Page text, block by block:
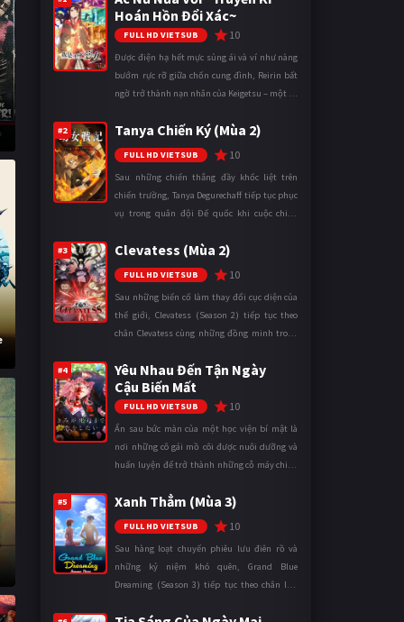
Hoán Hồn Đổi Xác~
FULL HD VIETSUB 10
Được điện hạ hết mực sủng ái và ví như nàng
bướm rực rỡ giữa chốn cung đình, Reirin bất
ngờ trở thành nạn nhân của Keigetsu – một kẻ
thuật để hoán đổi th ...
#2 Tanya Chiến Ký (Mùa 2)
FULL HD VIETSUB 10
Sau những chiến thắng đầy khốc liệt trên
chiến trường, Tanya Degurechaff tiếp tục phục
vụ trong quân đội Đế quốc khi cuộc chiến
mặt trận. Dù sở hữu tài năn ...
#3 Clevatess (Mùa 2)
FULL HD VIETSUB 10
Sau những biến cố làm thay đổi cục diện của
thế giới, Clevatess (Season 2) tiếp tục theo
chân Clevatess cùng những đồng minh trong
loại đến bờ vực diệ ...
#4
Yêu Nhau Đến Tận Ngày
Cậu Biến Mất
FULL HD VIETSUB 10
Ẩn sau bức màn của một học viện bí mật là
nơi những cô gái mồ côi được nuôi dưỡng và
huấn luyện để trở thành những cỗ máy chiến
được xem là điều hiển nh ...
#5 Xanh Thẳm (Mùa 3)
FULL HD VIETSUB 10
Sau hàng loạt chuyến phiêu lưu điên rồ và
những kỷ niệm khó quên, Grand Blue
Dreaming (Season 3) tiếp tục theo chân Iori